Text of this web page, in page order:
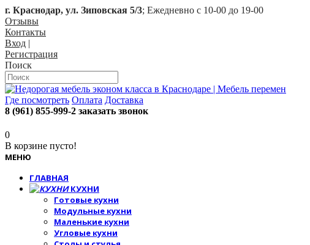
г. Краснодар, ул. Зиповская 5/3; Ежедневно с 10-00 до 19-00
Отзывы
Контакты
Вход |
Регистрация
Поиск
Где посмотреть Оплата Доставка
8 (961) 855-999-2 заказать звонок
0
В корзине пусто!
МЕНЮ
ГЛАВНАЯ
КУХНИ
Готовые кухни
Модульные кухни
Маленькие кухни
Угловые кухни